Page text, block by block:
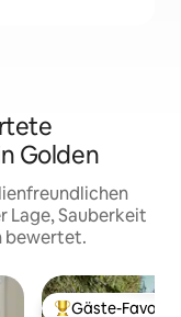
Golden
Lage, Sauberkeit
bewertet.
Gäste-Favorit